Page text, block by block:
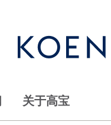
关于高宝